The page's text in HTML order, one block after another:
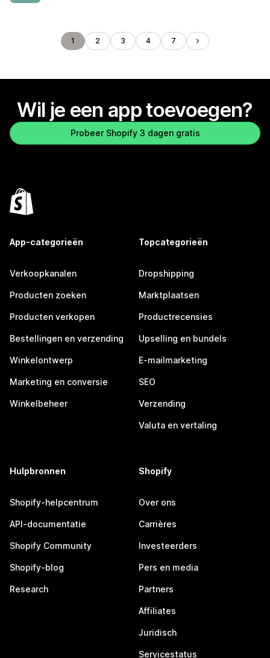
1 2 3 4 7
Wil je een app toevoegen?
Probeer Shopify 3 dagen gratis
App-categorieën
Verkoopkanalen
Producten zoeken
Producten verkopen
Bestellingen en verzending
Winkelontwerp
Marketing en conversie
Winkelbeheer
Topcategorieën
Dropshipping
Marktplaatsen
Productrecensies
Upselling en bundels
E-mailmarketing
SEO
Verzending
Valuta en vertaling
Hulpbronnen
Shopify-helpcentrum
API-documentatie
Shopify Community
Shopify-blog
Research
Shopify
Over ons
Carrières
Investeerders
Pers en media
Partners
Affiliates
Juridisch
Servicestatus